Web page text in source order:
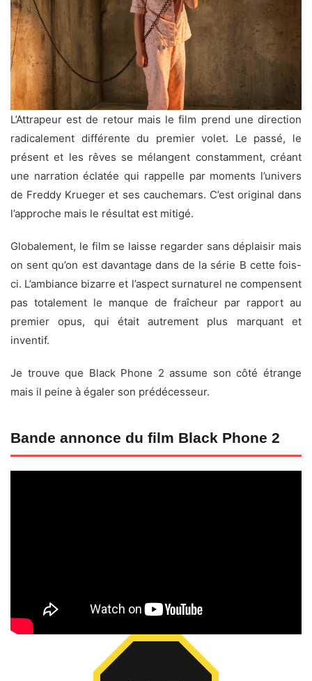
L’Attrapeur est de retour mais le film prend une direction
radicalement différente du premier volet. Le passé, le
présent et les rêves se mélangent constamment, créant
une narration éclatée qui rappelle par moments l’univers
de Freddy Krueger et ses cauchemars. C’est original dans
l’approche mais le résultat est mitigé.
Globalement, le film se laisse regarder sans déplaisir mais
on sent qu’on est davantage dans de la série B cette fois-
ci. L’ambiance bizarre et l’aspect surnaturel ne compensent
pas totalement le manque de fraîcheur par rapport au
premier opus, qui était autrement plus marquant et
inventif.
Je trouve que Black Phone 2 assume son côté étrange
mais il peine à égaler son prédécesseur.
Bande annonce du film Black Phone 2